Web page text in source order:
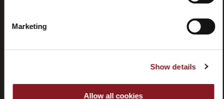
Marketing
Show details
Allow all cookies